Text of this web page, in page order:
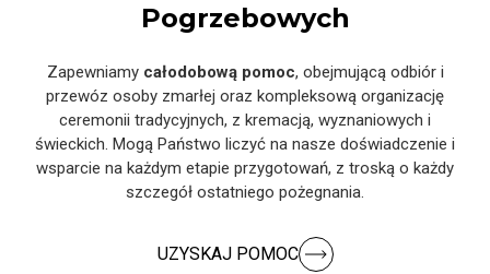
Pogrzebowych
Zapewniamy całodobową pomoc, obejmującą odbiór i
przewóz osoby zmarłej oraz kompleksową organizację
ceremonii tradycyjnych, z kremacją, wyznaniowych i
świeckich. Mogą Państwo liczyć na nasze doświadczenie i
wsparcie na każdym etapie przygotowań, z troską o każdy
szczegół ostatniego pożegnania.
UZYSKAJ POMOC